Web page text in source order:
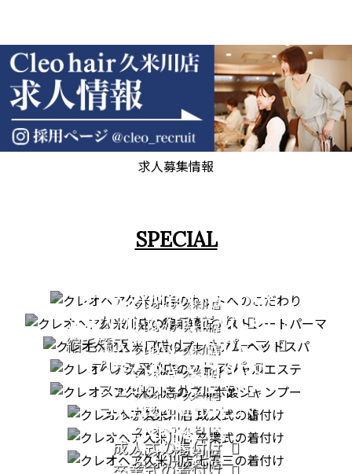
求人募集情報
SPECIAL
クレオヘア 久米川店
カットへのこだわり
STRAIGHT PERM
クレオヘア 久米川店
縮毛矯正・ストレートパーマ
PREMIUM HEAD SPA
クレオヘア 久米川店
プレミアムヘッドスパ
FACIAL CARE
クレオヘア 久米川店
フェイシャルエステ
PATORA SERIES
クレオヘア 久米川店
フルボ酸シャンプー
COMING OF AGE
CEREMONY
クレオヘア 久米川店
成人式の着付け
GRADUATION
CEREMONY
クレオヘア 久米川店
卒業式の着付け
753
クレオヘア 久米川店